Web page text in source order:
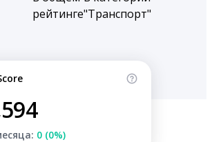
рейтинге"Транспорт"
0 (0%)